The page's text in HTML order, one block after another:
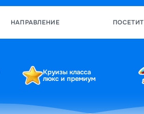
НАПРАВЛЕНИЕ
Круизы класса
люкс и премиум